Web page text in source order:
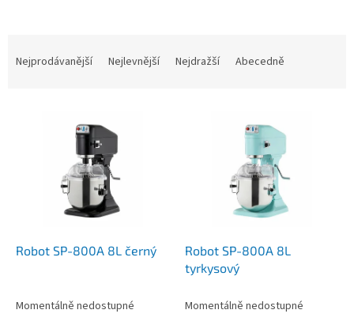
Nejprodávanější Nejlevnější Nejdražší Abecedně
Robot SP-800A 8L černý
Momentálně nedostupné
Robot SP-800A 8L
tyrkysový
Momentálně nedostupné